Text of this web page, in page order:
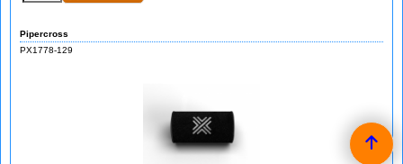
Pipercross
PX1778-129